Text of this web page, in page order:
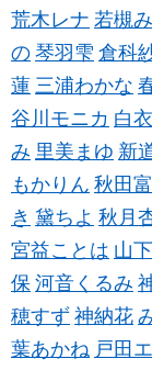
荒木レナ 若槻
の 琴羽雫 倉科
蓮 三浦わかな
谷川モニカ 白
み 里美まゆ 新
もかりん 秋田
き 黛ちよ 秋月
宮益ことは 山
保 河音くるみ
穂すず 神納花
葉あかね 戸田